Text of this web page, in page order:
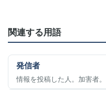
関連する用語
発信者
情報を投稿した人。加害者。